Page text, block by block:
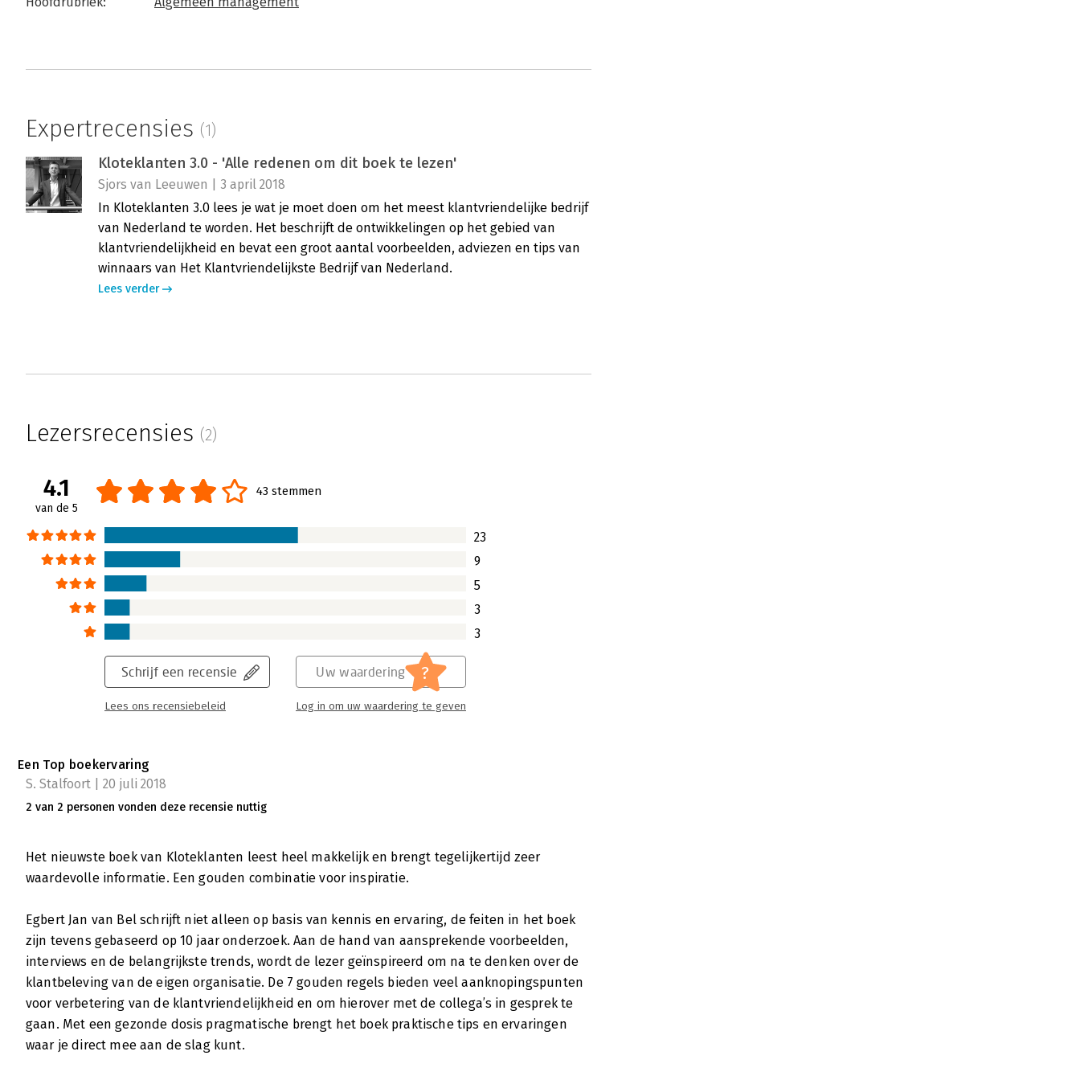
Expertrecensies (1)
Kloteklanten 3.0 - 'Alle redenen om dit boek te lezen'
Sjors van Leeuwen | 3 april 2018
In Kloteklanten 3.0 lees je wat je moet doen om het meest klantvriendelijke bedrijf
van Nederland te worden. Het beschrijft de ontwikkelingen op het gebied van
klantvriendelijkheid en bevat een groot aantal voorbeelden, adviezen en tips van
winnaars van Het Klantvriendelijkste Bedrijf van Nederland.
Lees verder
Lezersrecensies (2)
4.1
van de 5
43 stemmen
23
9
5
3
3
Schrijf een recensie
Lees ons recensiebeleid
Uw waardering ?
Log in om uw waardering te geven
Een Top boekervaring
S. Stalfoort | 20 juli 2018
2 van 2 personen vonden deze recensie nuttig
Het nieuwste boek van Kloteklanten leest heel makkelijk en brengt tegelijkertijd zeer
waardevolle informatie. Een gouden combinatie voor inspiratie.
Egbert Jan van Bel schrijft niet alleen op basis van kennis en ervaring, de feiten in het boek
zijn tevens gebaseerd op 10 jaar onderzoek. Aan de hand van aansprekende voorbeelden,
interviews en de belangrijkste trends, wordt de lezer geïnspireerd om na te denken over de
klantbeleving van de eigen organisatie. De 7 gouden regels bieden veel aanknopingspunten
voor verbetering van de klantvriendelijkheid en om hierover met de collega’s in gesprek te
gaan. Met een gezonde dosis pragmatische brengt het boek praktische tips en ervaringen
waar je direct mee aan de slag kunt.